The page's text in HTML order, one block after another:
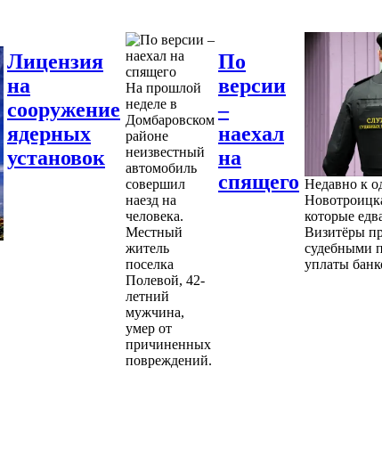
Лицензия
на
сооружение
ядерных
установок
На прошлой
неделе в
Домбаровском
районе
неизвестный
автомобиль
совершил
наезд на
человека.
Местный
житель
поселка
Полевой, 42-
летний
мужчина,
умер от
причиненных
повреждений.
По
версии
–
наехал
на
спящего Недавно к
которые
Визитёры
судебными
уплаты